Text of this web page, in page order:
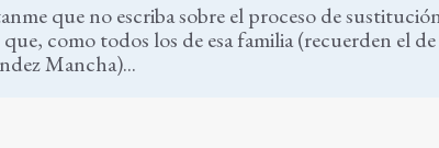
que no escriba sobre el proceso de
como todos los de esa familia (recuerden el de
Mancha)...